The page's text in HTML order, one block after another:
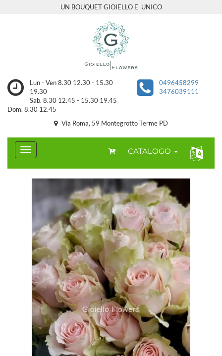
UN BOUQUET GIOIELLO E' UNICO
Lun - Ven 8.30 12.30 - 15.30
19.30
Sab. 8.30 12.45 - 15.30 19.45
Dom. 8.30 12.45
0496458299
3476039111
Via Roma, 59 Montegrotto Terme PD
CATALOGO